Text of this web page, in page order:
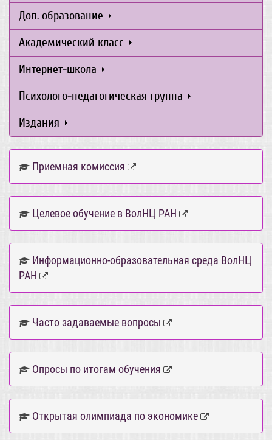
Доп. образование
Академический класс
Интернет-школа
Психолого-педагогическая группа
Издания
Приемная комиссия
Целевое обучение в ВолНЦ РАН
Информационно-образовательная среда ВолНЦ
РАН
Часто задаваемые вопросы
Опросы по итогам обучения
Открытая олимпиада по экономике